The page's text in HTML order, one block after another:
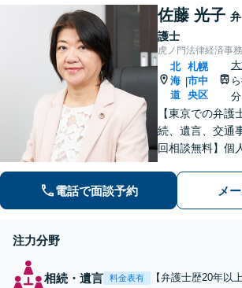
相談ください【電話相
ンター前駅徒歩1分】
佐藤 光子 弁
護士
虎ノ門法律経済事
北
海
道
|
札幌
市中
央区
分
【東京での弁護
続、遺言、交通
回相談無料】個
した。東京と同
を出身地の札幌
電話で面談予約 メ
注力分野
相続・遺言 料金表有
【弁護士歴20年以